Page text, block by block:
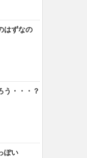
はずなの
う・・・？
ぽい